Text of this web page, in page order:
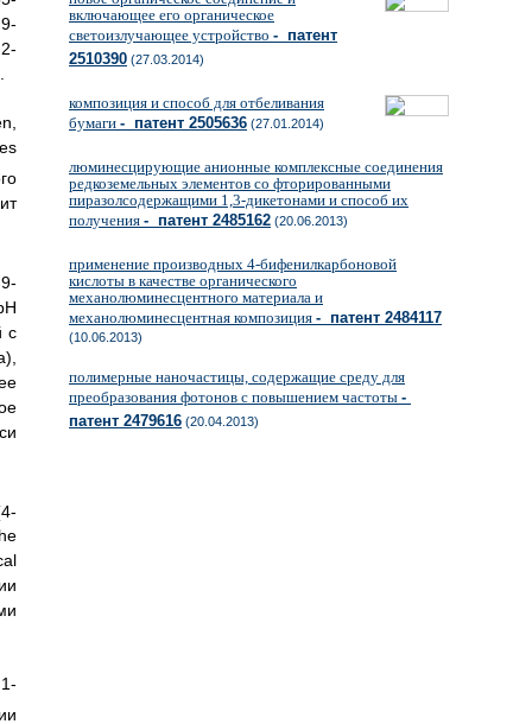
с
включающее его органическое
светоизлучающее устройство - патент
2510390 (27.03.2014)
композиция и способ для отбеливания
бумаги - патент 2505636 (27.01.2014)
люминесцирующие анионные комплексные соединения
редкоземельных элементов со фторированными
пиразолсодержащими 1,3-дикетонами и способ их
получения - патент 2485162 (20.06.2013)
применение производных 4-бифенилкарбоновой
кислоты в качестве органического
механолюминесцентного материала и
механолюминесцентная композиция - патент 2484117
(10.06.2013)
полимерные наночастицы, содержащие среду для
преобразования фотонов с повышением частоты -
патент 2479616 (20.04.2013)